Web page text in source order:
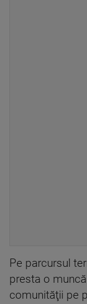
Pe parcursul
presta o
comunităţii pe